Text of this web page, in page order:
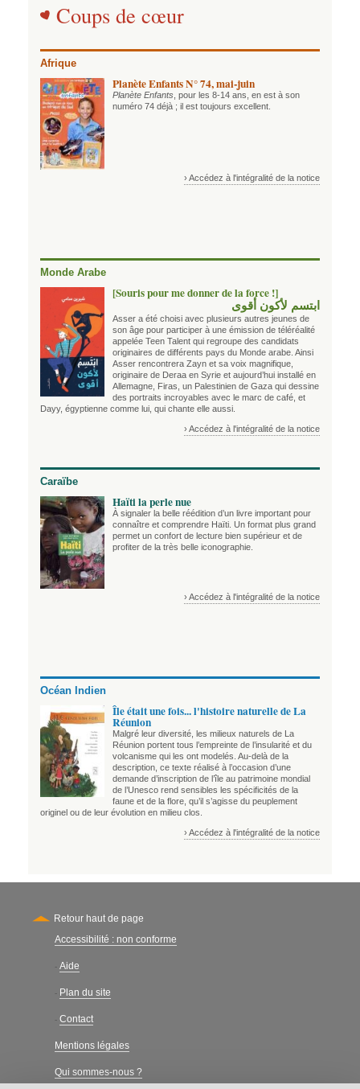
Coups de cœur
Afrique
Planète Enfants N° 74, mai-juin
Planète Enfants, pour les 8-14 ans, en est à son
numéro 74 déjà ; il est toujours excellent.
› Accédez à l'intégralité de la notice
Monde Arabe
[Souris pour me donner de la force !]
ابتسم لأكون أقوى
Asser a été choisi avec plusieurs autres jeunes de
son âge pour participer à une émission de téléréalité
appelée Teen Talent qui regroupe des candidats
originaires de différents pays du Monde arabe. Ainsi
Asser rencontrera Zayn et sa voix magnifique,
originaire de Deraa en Syrie et aujourd’hui installé en
Allemagne, Firas, un Palestinien de Gaza qui dessine
des portraits incroyables avec le marc de café, et
Dayy, égyptienne comme lui, qui chante elle aussi.
› Accédez à l'intégralité de la notice
Caraïbe
Haïti la perle nue
À signaler la belle réédition d’un livre important pour
connaître et comprendre Haïti. Un format plus grand
permet un confort de lecture bien supérieur et de
profiter de la très belle iconographie.
› Accédez à l'intégralité de la notice
Océan Indien
Île était une fois... l'histoire naturelle de La
Réunion
Malgré leur diversité, les milieux naturels de La
Réunion portent tous l’empreinte de l’insularité et du
volcanisme qui les ont modelés. Au-delà de la
description, ce texte réalisé à l’occasion d’une
demande d’inscription de l’île au patrimoine mondial
de l’Unesco rend sensibles les spécificités de la
faune et de la flore, qu’il s’agisse du peuplement
originel ou de leur évolution en milieu clos.
› Accédez à l'intégralité de la notice
Retour haut de page
Secondary
Accessibilité : non conforme
- Aide
- Plan du site
- Contact
Mentions légales
Qui sommes-nous ?